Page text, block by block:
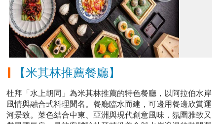
【米其林推薦餐廳】
杜拜「水上胡同」為米其林推薦的特色餐廳，以阿拉伯水岸
風情與融合式料理聞名。餐廳臨水而建，可邊用餐邊欣賞運
河景致。菜色結合中東、亞洲與現代創意風味，氛圍雅致又